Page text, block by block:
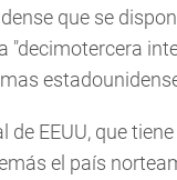
que se
"decimotercera
EEUU, que
el país